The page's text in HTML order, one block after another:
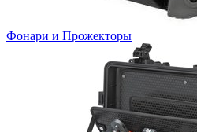
Фонари и Прожекторы